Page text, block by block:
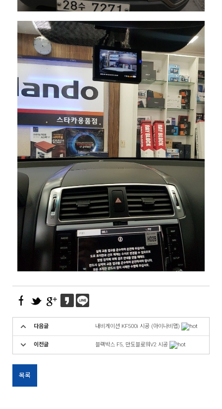
다음글 내비게이션 KF500i 시공 (아이나비맵)
이전글 블랙박스 F5, 만도블로워V2 시공
목록